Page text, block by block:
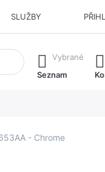
SLUŽBY
Enter vyvoláte
Vybrané
Seznam
- Chrome